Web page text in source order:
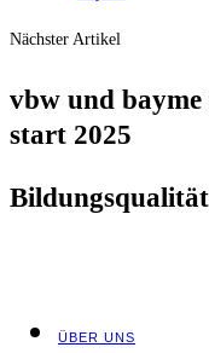
Nächster Artikel
vbw und
start 2025
ÜBER UNS